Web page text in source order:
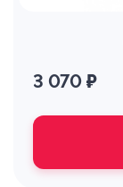
3 070 ₽